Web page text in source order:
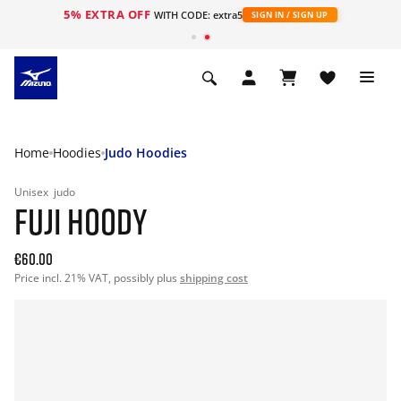
5% EXTRA OFF WITH CODE: extra5 SIGN IN / SIGN UP
Home Hoodies Judo Hoodies
Unisex judo
FUJI HOODY
€60.00
Price incl. 21% VAT, possibly plus shipping cost